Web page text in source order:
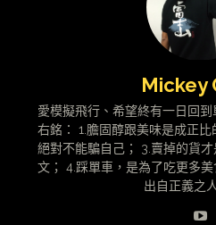
Mickey
愛模擬飛行、希望終有一日回
右銘： 1.膽固醇跟美味是成正
絕對不能騙自己； 3.賣掉的貨
文； 4.踩單車，是為了吃更多
出自正義之